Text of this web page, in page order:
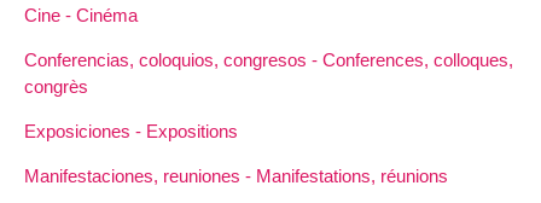
Cine - Cinéma
Conferencias, coloquios, congresos - Conferences, colloques,
congrès
Exposiciones - Expositions
Manifestaciones, reuniones - Manifestations, réunions